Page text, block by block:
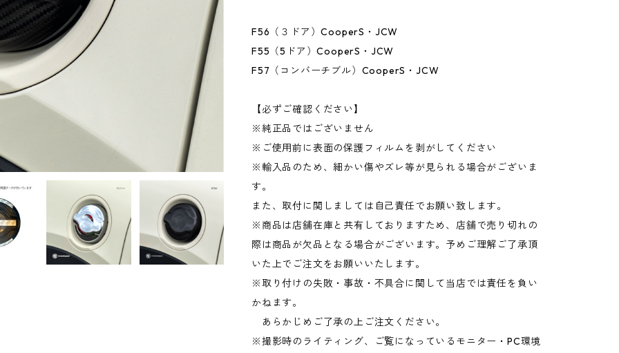
F56（３ドア）CooperS・JCW
F55（5ドア）CooperS・JCW
F57（コンバーチブル）CooperS・JCW
【必ずご確認ください】
※純正品ではございません
※ご使用前に表面の保護フィルムを剥がしてください
※輸入品のため、細かい傷やズレ等が見られる場合がございま
す。
また、取付に関しましては自己責任でお願い致します。
※商品は店舗在庫と共有しておりますため、店舗で売り切れの
際は商品が欠品となる場合がございます。予めご理解ご了承頂
いた上でご注文をお願いいたします。
※取り付けの失敗・事故・不具合に関して当店では責任を負い
かねます。
あらかじめご了承の上ご注文ください。
※撮影時のライティング、ご覧になっているモニター・PC環境